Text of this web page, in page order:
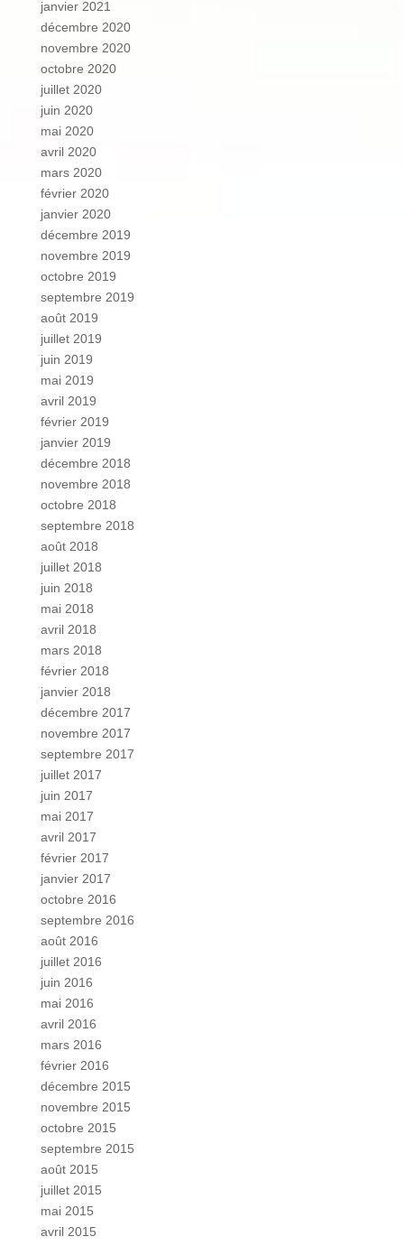
janvier 2021
décembre 2020
novembre 2020
octobre 2020
juillet 2020
juin 2020
mai 2020
avril 2020
mars 2020
février 2020
janvier 2020
décembre 2019
novembre 2019
octobre 2019
septembre 2019
août 2019
juillet 2019
juin 2019
mai 2019
avril 2019
février 2019
janvier 2019
décembre 2018
novembre 2018
octobre 2018
septembre 2018
août 2018
juillet 2018
juin 2018
mai 2018
avril 2018
mars 2018
février 2018
janvier 2018
décembre 2017
novembre 2017
septembre 2017
juillet 2017
juin 2017
mai 2017
avril 2017
février 2017
janvier 2017
octobre 2016
septembre 2016
août 2016
juillet 2016
juin 2016
mai 2016
avril 2016
mars 2016
février 2016
décembre 2015
novembre 2015
octobre 2015
septembre 2015
août 2015
juillet 2015
mai 2015
avril 2015